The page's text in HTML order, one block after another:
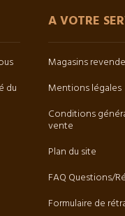
du
A VOTRE
Magasins
Mentions légales
Conditions
vente
Plan du site
FAQ Questions/
Formulaire de